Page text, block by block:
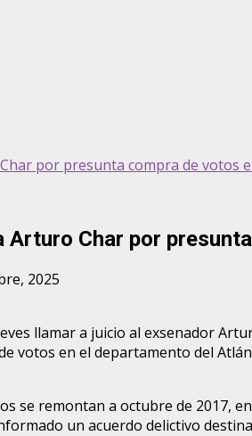
por presunta compra de votos
Arturo Char por
2025
llamar a juicio al exsenador
votos en el departamento del
se remontan a octubre de 2017,
un acuerdo delictivo